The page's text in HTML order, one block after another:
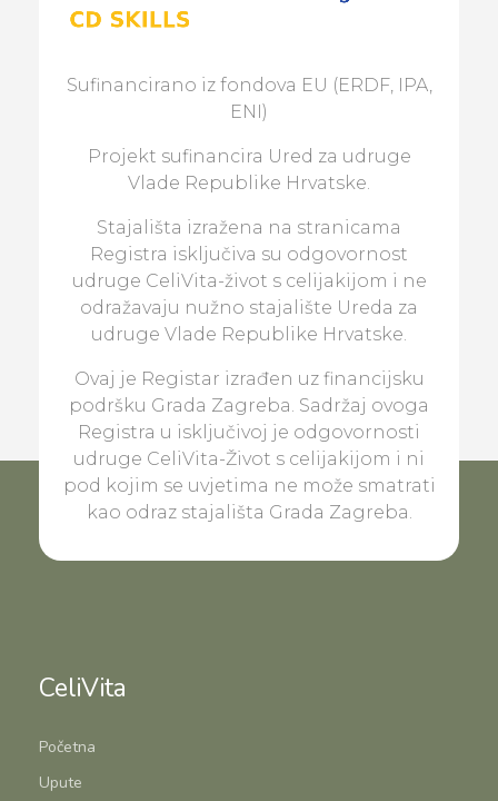
Sufinancirano iz fondova EU (ERDF, IPA,
ENI)
Projekt sufinancira Ured za udruge
Vlade Republike Hrvatske.
Stajališta izražena na stranicama
Registra isključiva su odgovornost
udruge CeliVita-život s celijakijom i ne
odražavaju nužno stajalište Ureda za
udruge Vlade Republike Hrvatske.
Ovaj je Registar izrađen uz financijsku
podršku Grada Zagreba. Sadržaj ovoga
Registra u isključivoj je odgovornosti
udruge CeliVita-Život s celijakijom i ni
pod kojim se uvjetima ne može smatrati
kao odraz stajališta Grada Zagreba.
CeliVita
Početna
Upute